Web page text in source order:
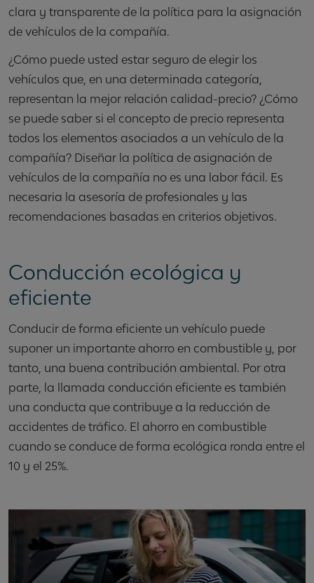
clara y transparente de la política para la asignación
de vehículos de la compañía.
¿Cómo puede usted estar seguro de elegir los
vehículos que, en una determinada categoría,
representan la mejor relación calidad-precio? ¿Cómo
se puede saber si el concepto de precio representa
todos los elementos asociados a un vehículo de la
compañía? Diseñar la política de asignación de
vehículos de la compañía no es una labor fácil. Es
necesaria la asesoría de profesionales y las
recomendaciones basadas en criterios objetivos.
Conducción ecológica y
eficiente
Conducir de forma eficiente un vehículo puede
suponer un importante ahorro en combustible y, por
tanto, una buena contribución ambiental. Por otra
parte, la llamada conducción eficiente es también
una conducta que contribuye a la reducción de
accidentes de tráfico. El ahorro en combustible
cuando se conduce de forma ecológica ronda entre el
10 y el 25%.